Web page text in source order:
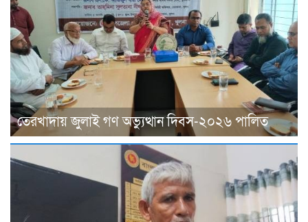
তেরখাদায় জুলাই গণ অভ্যুত্থান দিবস-২০২৬ পালিত